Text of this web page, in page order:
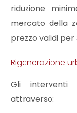
riduzione
mercato della
prezzo validi per
Rigenerazione
Gli interventi
attraverso:
Totale
mq